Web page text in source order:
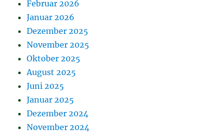
Februar 2026
Januar 2026
Dezember 2025
November 2025
Oktober 2025
August 2025
Juni 2025
Januar 2025
Dezember 2024
November 2024